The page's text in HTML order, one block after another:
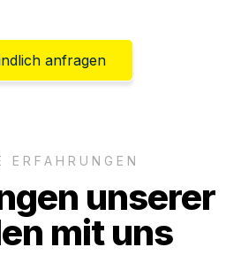
anfragen
ERFAHRUNGEN
unserer
mit uns